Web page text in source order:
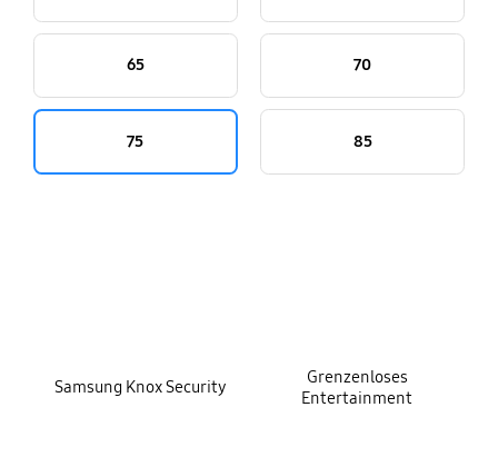
65 70
75 85
Samsung Knox Security
Grenzenloses
Entertainment